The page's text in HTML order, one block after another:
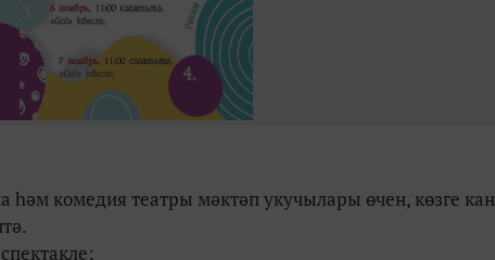
һәм комедия театры мәктәп укучылары өчен, көзге
спектакле;